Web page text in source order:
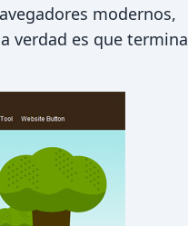
modernos,
verdad es que termina